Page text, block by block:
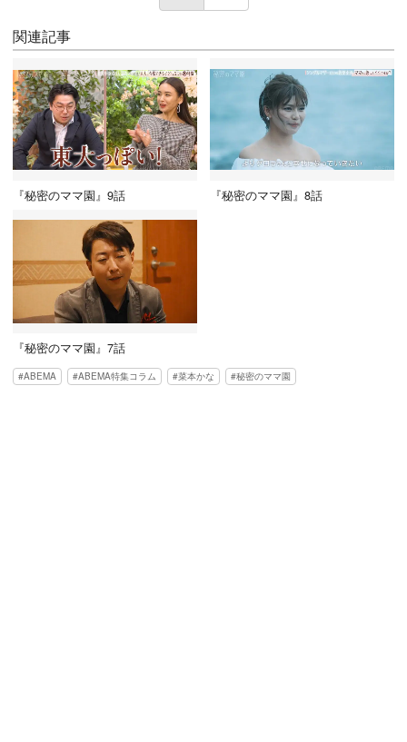
関連記事
『秘密のママ園』9話 『秘密のママ園』8話
『秘密のママ園』7話
ABEMA ABEMA特集コラム 菜本かな 秘密のママ園